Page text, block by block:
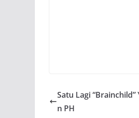
Satu Lagi
n PH